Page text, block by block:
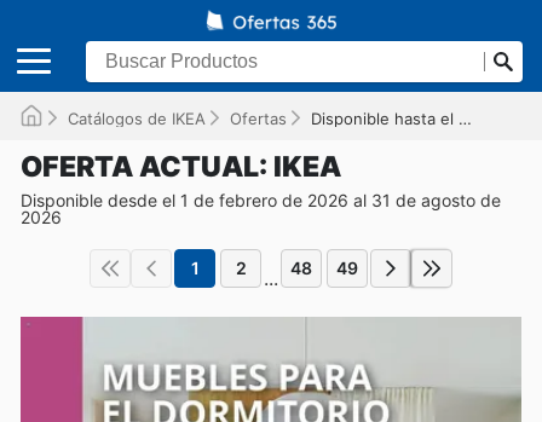
Catálogos de IKEA Ofertas Disponible hasta el 31/08/2026
OFERTA ACTUAL: IKEA
Disponible desde el 1 de febrero de 2026 al 31 de agosto de
2026
1 2 ... 48 49